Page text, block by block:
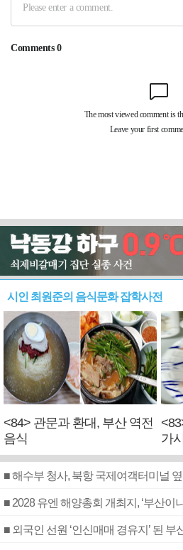
시인 최원준의 음식문화 잡학사전
<84> 관문과 환대, 부산 역전
음식
가
■ 해수부 청사, 북항 국제여객터미널
■ 2028 유엔 해양총회 개최지, ‘부산이
■ 외국인 선원 ‘인신매매 경유지’ 된